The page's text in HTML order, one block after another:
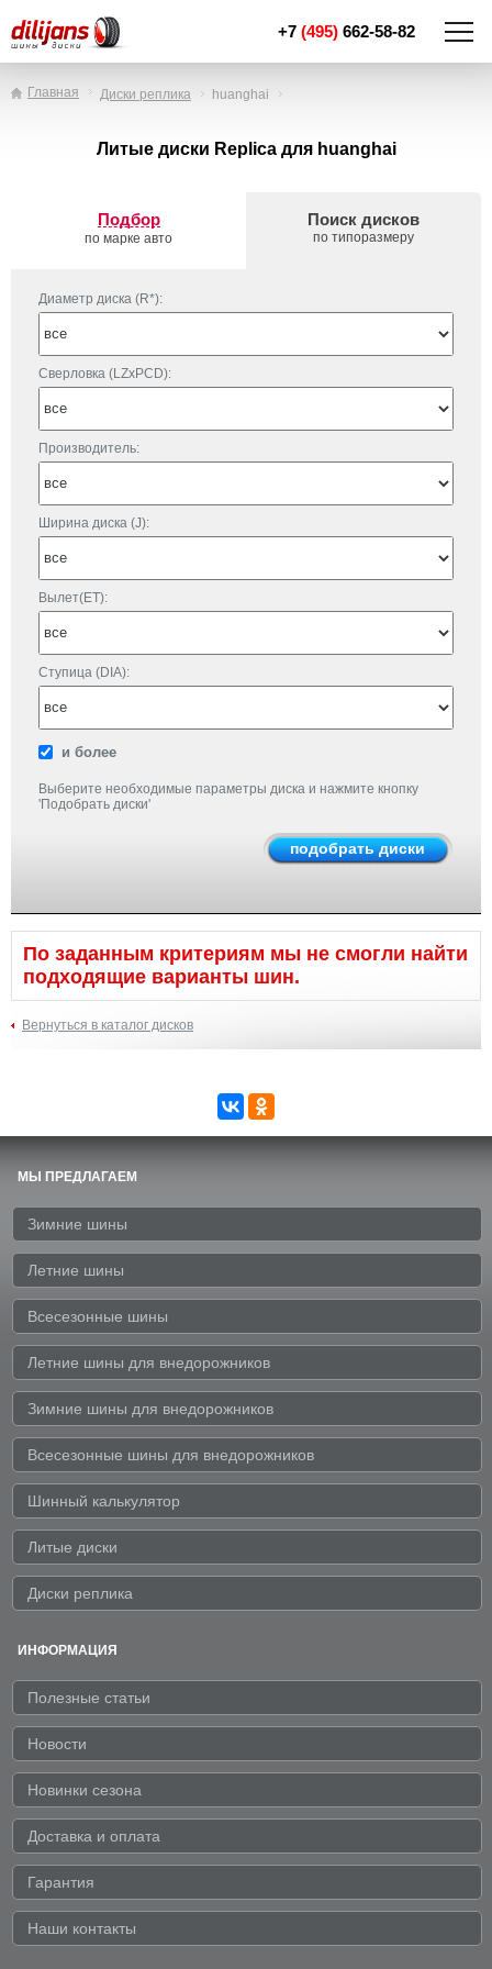
+7 (495) 662-58-82
Главная Диски реплика huanghai
Литые диски Replica для huanghai
Подбор
по марке авто
Поиск дисков
по типоразмеру
Диаметр диска (R*):
Сверловка (LZxPCD):
Производитель:
Ширина диска (J):
Вылет(ET):
Ступица (DIA):
и более
Выберите необходимые параметры диска и нажмите кнопку
'Подобрать диски'
По заданным критериям мы не смогли найти
подходящие варианты шин.
Вернуться в каталог дисков
МЫ ПРЕДЛАГАЕМ
Зимние шины
Летние шины
Всесезонные шины
Летние шины для внедорожников
Зимние шины для внедорожников
Всесезонные шины для внедорожников
Шинный калькулятор
Литые диски
Диски реплика
ИНФОРМАЦИЯ
Полезные статьи
Новости
Новинки сезона
Доставка и оплата
Гарантия
Наши контакты